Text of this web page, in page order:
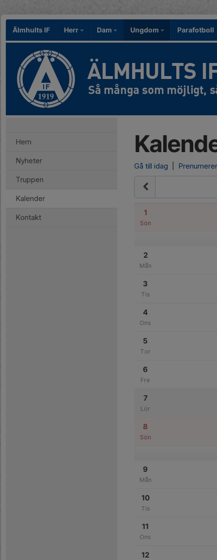
Älmhults IF Herr Dam Ungdom Parafotboll
ÄLMHULTS
Hem
Nyheter
Truppen
Kalender
Kontakt
Gå till idag
1
Sön
2
Mån
3
Tis
4
Ons
5
Tor
6
Fre
7
Lör
8
Sön
9
Mån
10
Tis
11
Ons
12